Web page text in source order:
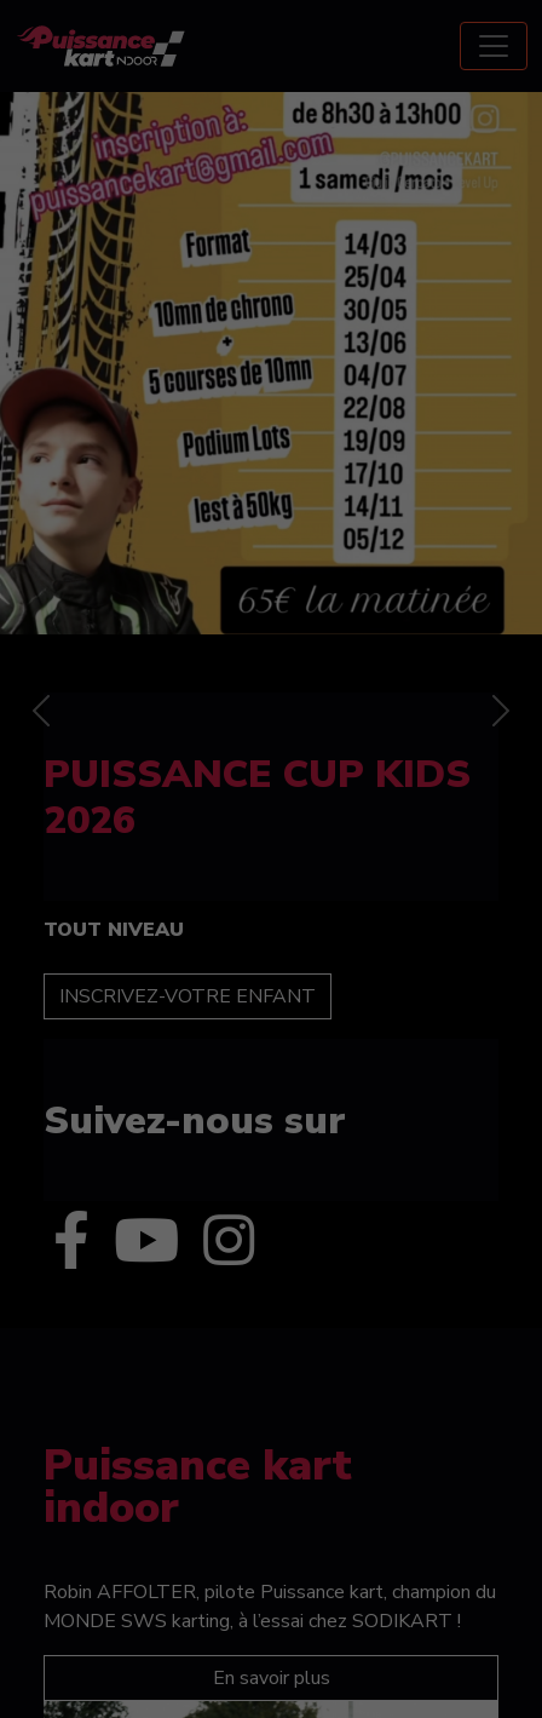
FELINE CUP 100%
féminine
TOUT NIVEAU
INSCRIPTION
Suivez-nous sur
Previous Next
Puissance kart
indoor
Robin AFFOLTER, pilote Puissance kart, champion du
MONDE SWS karting, à l’essai chez SODIKART !
En savoir plus